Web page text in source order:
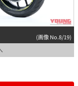
(画像 No.8/19)